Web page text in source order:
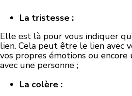
La tristesse :
Elle est là pour vous indiquer
lien. Cela peut être le lien avec
vos propres émotions ou
avec une personne ;
La colère :